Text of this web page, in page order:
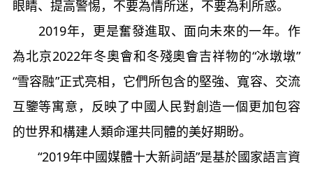
眼睛、提高警惕，不要為情所迷，不要為利所惑。
2019年，更是奮發進取、面向未來的一年。作
為北京2022年冬奧會和冬殘奧會吉祥物的“冰墩墩”
“雪容融”正式亮相，它們所包含的堅強、寬容、交流
互鑒等寓意，反映了中國人民對創造一個更加包容
的世界和構建人類命運共同體的美好期盼。
“2019年中國媒體十大新詞語”是基於國家語言資